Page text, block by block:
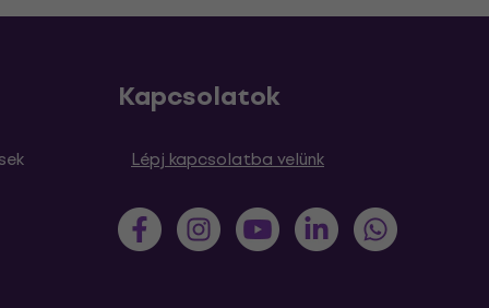
Kapcsolatok
Lépj kapcsolatba velünk